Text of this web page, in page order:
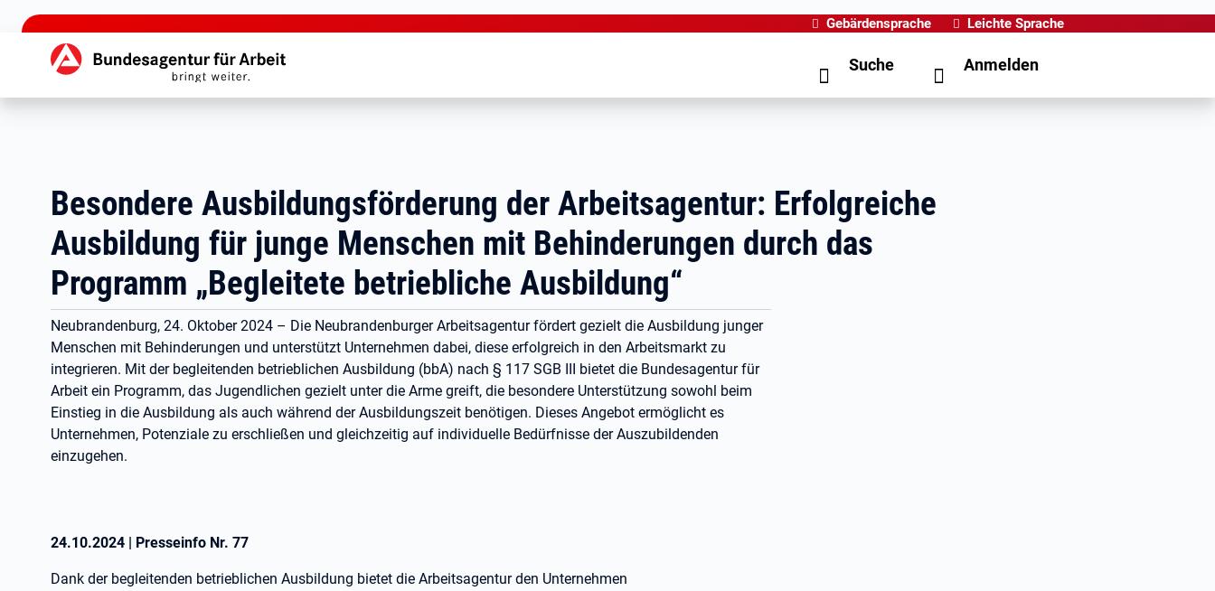
zu den Hauptinhalten springen
Gebärdensprache Leichte Sprache
Hauptnavigation Suche Anmelden
Besondere Ausbildungsförderung der Arbeitsagentur: Erfolgreiche
Ausbildung für junge Menschen mit Behinderungen durch das
Programm „Begleitete betriebliche Ausbildung“
Neubrandenburg, 24. Oktober 2024 – Die Neubrandenburger Arbeitsagentur fördert gezielt die Ausbildung junger
Menschen mit Behinderungen und unterstützt Unternehmen dabei, diese erfolgreich in den Arbeitsmarkt zu
integrieren. Mit der begleitenden betrieblichen Ausbildung (bbA) nach § 117 SGB III bietet die Bundesagentur für
Arbeit ein Programm, das Jugendlichen gezielt unter die Arme greift, die besondere Unterstützung sowohl beim
Einstieg in die Ausbildung als auch während der Ausbildungszeit benötigen. Dieses Angebot ermöglicht es
Unternehmen, Potenziale zu erschließen und gleichzeitig auf individuelle Bedürfnisse der Auszubildenden
einzugehen.
24.10.2024 | Presseinfo Nr. 77
Dank der begleitenden betrieblichen Ausbildung bietet die Arbeitsagentur den Unternehmen